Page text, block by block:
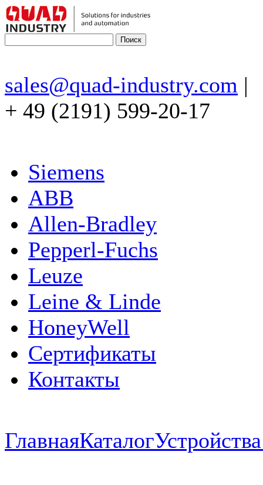
sales@quad-industry.com |
+ 49 (2191) 599-20-17
Siemens
ABB
Allen-Bradley
Pepperl-Fuchs
Leuze
Leine & Linde
HoneyWell
Сертификаты
Контакты
ГлавнаяКаталог